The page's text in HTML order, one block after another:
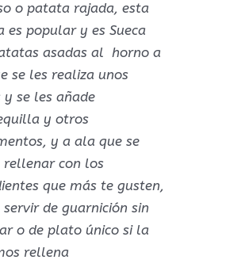
o patata rajada, esta
es popular y es Sueca
asadas al horno a
se les realiza unos
y se les añade
y otros
y a ala que se
rellenar con los
que más te gusten,
servir de guarnición sin
o de plato único si la
rellena